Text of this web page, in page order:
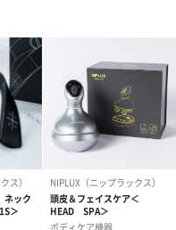
飾（チュ
720円）
。